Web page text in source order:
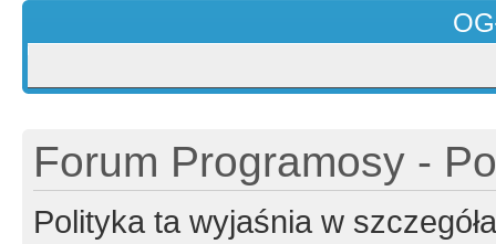
Forum Programosy -
Polityka ta wyjaśnia w